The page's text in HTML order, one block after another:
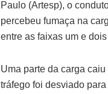
Paulo (Artesp), o
percebeu fumaça na
entre as faixas um e
Uma parte da carga
tráfego foi desviado